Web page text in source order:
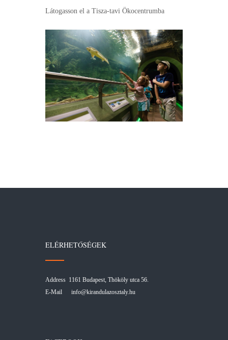
Látogasson el a Tisza-tavi Ökocentrumba
ELÉRHETŐSÉGEK
Address 1161 Budapest, Thököly utca 56.
E-Mail info@kirandulazosztaly.hu